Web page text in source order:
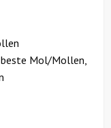
beste Mol/Mollen,